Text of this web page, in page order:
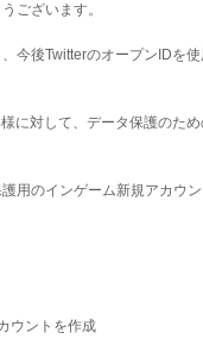
ございます。
今後TwitterのオープンIDを
に対して、データ保護のた
用のインゲーム新規アカウン
ウントを作成